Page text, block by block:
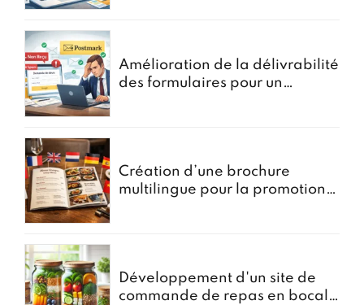
Amélioration de la délivrabilité
des formulaires pour un
Création d’une brochure
multilingue pour la promotion
Développement d'un site de
commande de repas en bocal -